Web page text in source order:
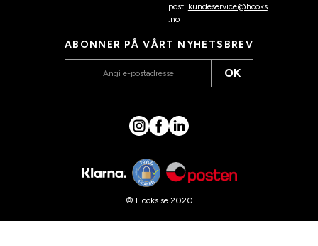
post: kundeservice@hooks
.no
ABONNER PÅ VÅRT NYHETSBREV
OK
© Hööks.se 2020